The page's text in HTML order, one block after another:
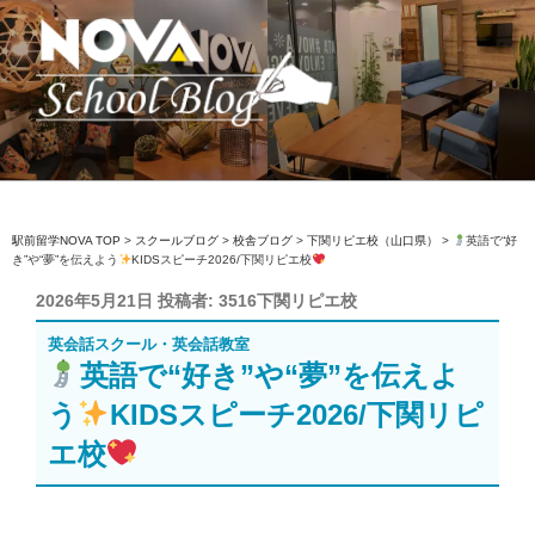
コ
ン
テ
ン
ツ
へ
ス
ッ
プ
駅前留学NOVA【公式】スクールブロ
英会話スクール・英会話教室
駅前留学NOVA TOP > スクールブログ > 校舎ブログ > 下関リピエ校（山口県） >
英語で“好
き”や“夢”を伝えよう
KIDSスピーチ2026/下関リピエ校
投
稿
日:
2026年5月21日 投稿者: 3516下関リピエ校
英会話スクール・英会話教室
英語で“好き”や“夢”を伝えよ
う
KIDSスピーチ2026/下関リピ
エ校